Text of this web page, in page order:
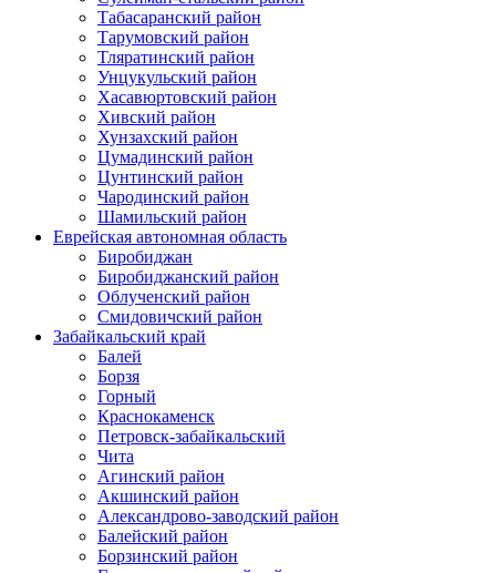
Табасаранский район
Тарумовский район
Тляратинский район
Унцукульский район
Хасавюртовский район
Хивский район
Хунзахский район
Цумадинский район
Цунтинский район
Чародинский район
Шамильский район
Еврейская автономная область
Биробиджан
Биробиджанский район
Облученский район
Смидовичский район
Забайкальский край
Балей
Борзя
Горный
Краснокаменск
Петровск-забайкальский
Чита
Агинский район
Акшинский район
Александрово-заводский район
Балейский район
Борзинский район